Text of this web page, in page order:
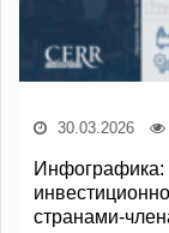
30.03.2026
Инфографика:
странами-